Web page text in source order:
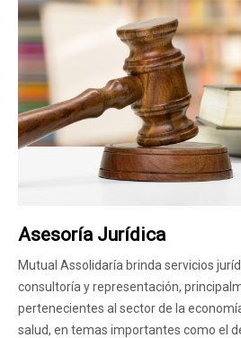
Asesoría Jurídica
Mutual Assolidaría brinda servicios
consultoría y representación,
pertenecientes al sector de la
salud, en temas importantes como el